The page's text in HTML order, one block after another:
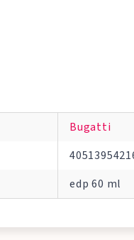
Bugatti
edp 60 ml